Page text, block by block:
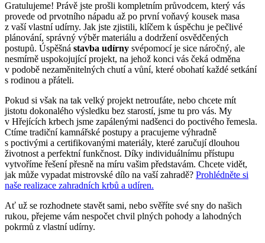
Gratulujeme! Právě jste prošli kompletním průvodcem, který vás
provede od prvotního nápadu až po první voňavý kousek masa
z vaší vlastní udírny. Jak jste zjistili, klíčem k úspěchu je pečlivé
plánování, správný výběr materiálu a dodržení osvědčených
postupů. Úspěšná stavba udírny svépomocí je sice náročný, ale
nesmírně uspokojující projekt, na jehož konci vás čeká odměna
v podobě nezaměnitelných chutí a vůní, které obohatí každé setkání
s rodinou a přáteli.
Pokud si však na tak velký projekt netroufáte, nebo chcete mít
jistotu dokonalého výsledku bez starostí, jsme tu pro vás. My
v Hřejících krbech jsme zapálenými nadšenci do poctivého řemesla.
Ctíme tradiční kamnářské postupy a pracujeme výhradně
s poctivými a certifikovanými materiály, které zaručují dlouhou
životnost a perfektní funkčnost. Díky individuálnímu přístupu
vytvoříme řešení přesně na míru vašim představám. Chcete vidět,
jak může vypadat mistrovské dílo na vaší zahradě? Prohlédněte si
naše realizace zahradních krbů a udíren.
Ať už se rozhodnete stavět sami, nebo svěříte své sny do našich
rukou, přejeme vám nespočet chvil plných pohody a lahodných
pokrmů z vlastní udírny.